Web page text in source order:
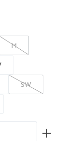
M
(Diese Option
SW
(Diese
Wert ein